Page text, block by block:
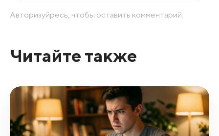
Авторизуйресь, чтобы оставить комментарий.
Читайте также